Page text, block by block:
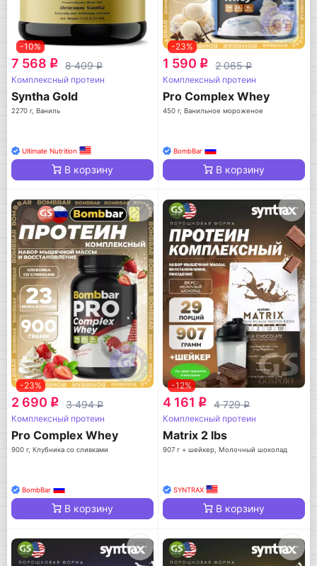
-10%
7 568 q 8 409q
Комплексный протеин
Syntha Gold
2270 г, Ваниль
Ultimate Nutrition
В корзину
-23%
1 590 q 2 065q
Комплексный протеин
Pro Complex Whey
450 г, Ванильное мороженое
BombBar
В корзину
-23%
2 690 q 3 494q
Комплексный протеин
Pro Complex Whey
900 г, Клубника со сливками
BombBar
В корзину
-12%
4 161 q 4 729q
Комплексный протеин
Matrix 2 lbs
907 г + шейкер, Молочный шоколад
SYNTRAX
В корзину